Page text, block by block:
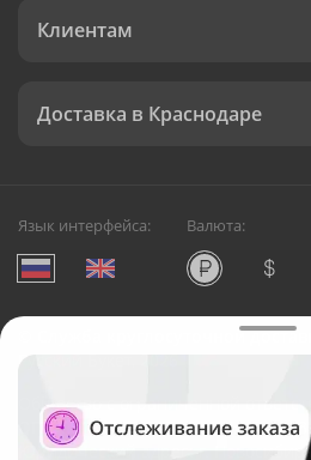
Клиентам
Доставка в Краснодаре
Язык интерфейса: Валюта:
Служба круглосуточной
Русский Букет, 2026
Общество с ограниченной
ОГРН: 1195476081745, ИНН:
Юридический адрес: г.